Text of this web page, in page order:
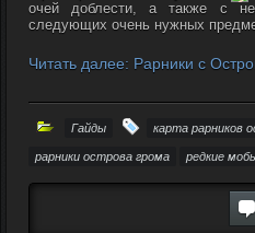
очей доблести, а также с
следующих очень нужных
Читать далее: Рарники с
Гайды карта рарников
рарники острова грома редкие